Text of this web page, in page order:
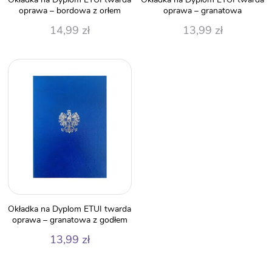
oprawa – bordowa z orłem
14,99 zł
oprawa – granatowa
13,99 zł
Okładka na Dyplom ETUI twarda
oprawa – granatowa z godłem
13,99 zł